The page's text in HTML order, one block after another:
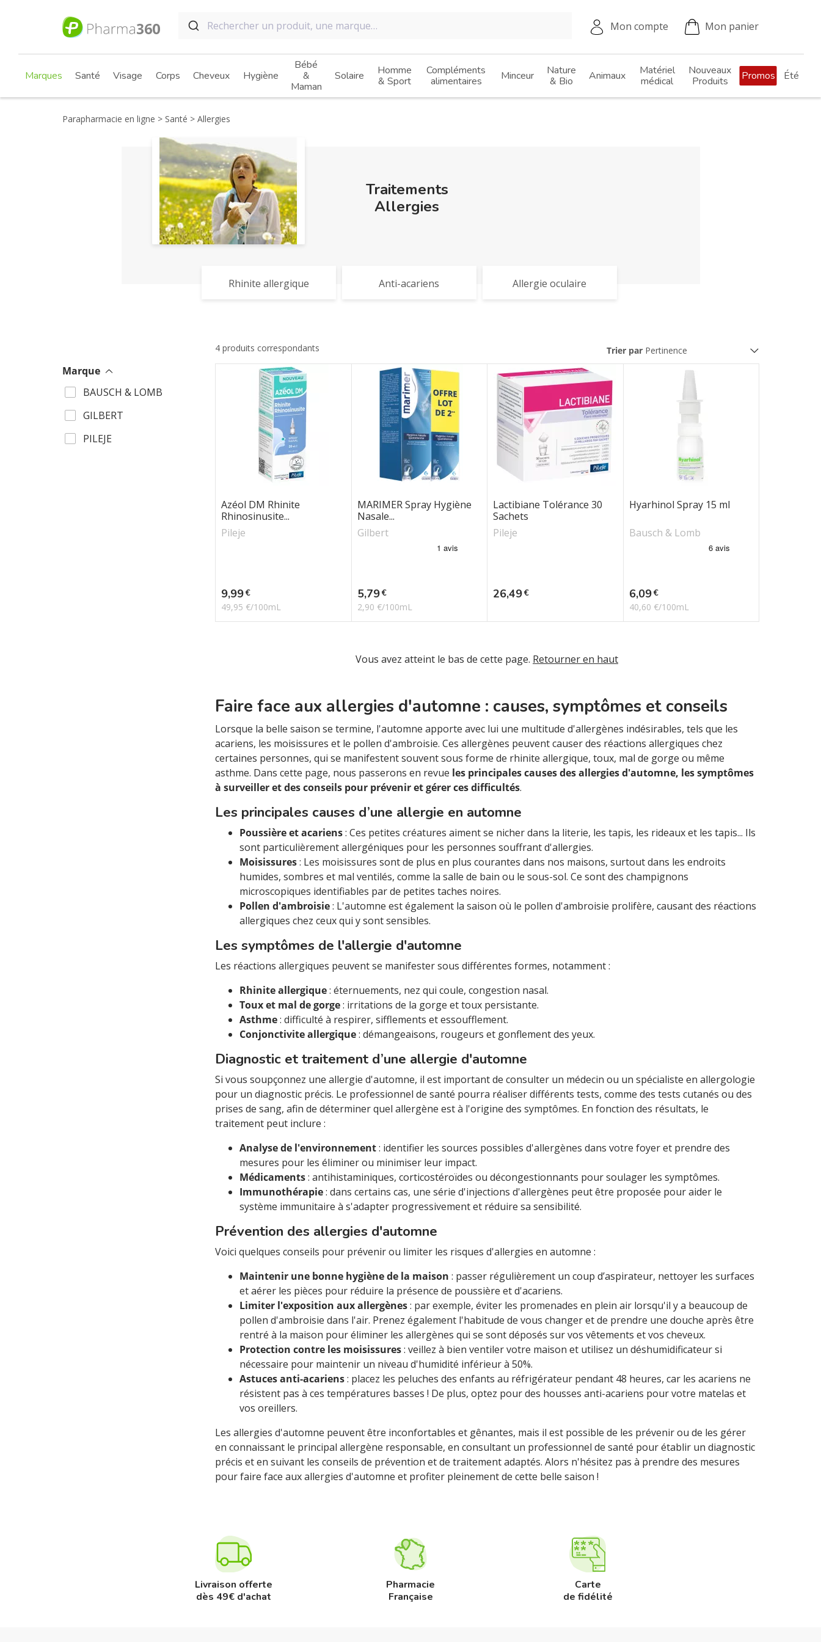
Mon compte Mon panier
Marques Santé Visage Corps Cheveux Hygiène
Bébé
&
Maman
Solaire
Homme
& Sport
Compléments
alimentaires
Minceur
Nature
& Bio
Animaux
Matériel
médical
Nouveaux
Produits
Promos Été
Parapharmacie en ligne Santé Allergies
Traitements
Allergies
Rhinite allergique Anti-acariens Allergie oculaire
Marque
BAUSCH & LOMB
GILBERT
PILEJE
Trier par
4 produits correspondants
Azéol DM Rhinite
Rhinosinusite...
Pileje
Prix
9,99€
49,95 €/100mL
MARIMER Spray Hygiène
Nasale...
Gilbert
Prix
5,79€
2,90 €/100mL
Lactibiane Tolérance 30
Sachets
Pileje
Prix
26,49€
Hyarhinol Spray 15 ml
Bausch & Lomb
Prix
6,09€
40,60 €/100mL
Vous avez atteint le bas de cette page. Retourner en haut
Faire face aux allergies d'automne : causes, symptômes et conseils
Lorsque la belle saison se termine, l'automne apporte avec lui une multitude d'allergènes indésirables, tels que les
acariens, les moisissures et le pollen d'ambroisie. Ces allergènes peuvent causer des réactions allergiques chez
certaines personnes, qui se manifestent souvent sous forme de rhinite allergique, toux, mal de gorge ou même
asthme. Dans cette page, nous passerons en revue les principales causes des allergies d'automne, les symptômes
à surveiller et des conseils pour prévenir et gérer ces difficultés.
Les principales causes d’une allergie en automne
Poussière et acariens: Ces petites créatures aiment se nicher dans la literie, les tapis, les rideaux et les tapis... Ils
sont particulièrement allergéniques pour les personnes souffrant d'allergies.
Moisissures: Les moisissures sont de plus en plus courantes dans nos maisons, surtout dans les endroits
humides, sombres et mal ventilés, comme la salle de bain ou le sous-sol. Ce sont des champignons
microscopiques identifiables par de petites taches noires.
Pollen d'ambroisie: L'automne est également la saison où le pollen d'ambroisie prolifère, causant des réactions
allergiques chez ceux qui y sont sensibles.
Les symptômes de l'allergie d'automne
Les réactions allergiques peuvent se manifester sous différentes formes, notamment :
Rhinite allergique: éternuements, nez qui coule, congestion nasal.
Toux et mal de gorge: irritations de la gorge et toux persistante.
Asthme: difficulté à respirer, sifflements et essoufflement.
Conjonctivite allergique: démangeaisons, rougeurs et gonflement des yeux.
Diagnostic et traitement d’une allergie d'automne
Si vous soupçonnez une allergie d'automne, il est important de consulter un médecin ou un spécialiste en allergologie
pour un diagnostic précis. Le professionnel de santé pourra réaliser différents tests, comme des tests cutanés ou des
prises de sang, afin de déterminer quel allergène est à l'origine des symptômes. En fonction des résultats, le
traitement peut inclure :
Analyse de l'environnement: identifier les sources possibles d'allergènes dans votre foyer et prendre des
mesures pour les éliminer ou minimiser leur impact.
Médicaments: antihistaminiques, corticostéroïdes ou décongestionnants pour soulager les symptômes.
Immunothérapie: dans certains cas, une série d'injections d'allergènes peut être proposée pour aider le
système immunitaire à s'adapter progressivement et réduire sa sensibilité.
Prévention des allergies d'automne
Voici quelques conseils pour prévenir ou limiter les risques d'allergies en automne :
Maintenir une bonne hygiène de la maison : passer régulièrement un coup d’aspirateur, nettoyer les surfaces
et aérer les pièces pour réduire la présence de poussière et d'acariens.
Limiter l'exposition aux allergènes: par exemple, éviter les promenades en plein air lorsqu'il y a beaucoup de
pollen d'ambroisie dans l'air. Prenez également l'habitude de vous changer et de prendre une douche après être
rentré à la maison pour éliminer les allergènes qui se sont déposés sur vos vêtements et vos cheveux.
Protection contre les moisissures: veillez à bien ventiler votre maison et utilisez un déshumidificateur si
nécessaire pour maintenir un niveau d'humidité inférieur à 50%.
Astuces anti-acariens: placez les peluches des enfants au réfrigérateur pendant 48 heures, car les acariens ne
résistent pas à ces températures basses ! De plus, optez pour des housses anti-acariens pour votre matelas et
vos oreillers.
Les allergies d'automne peuvent être inconfortables et gênantes, mais il est possible de les prévenir ou de les gérer
en connaissant le principal allergène responsable, en consultant un professionnel de santé pour établir un diagnostic
précis et en suivant les conseils de prévention et de traitement adaptés. Alors n'hésitez pas à prendre des mesures
pour faire face aux allergies d'automne et profiter pleinement de cette belle saison !
Livraison offerte
dès 49€ d'achat
Pharmacie
Française
Carte
de fidélité